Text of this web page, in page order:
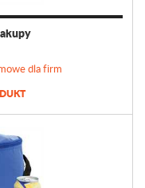
dla firm